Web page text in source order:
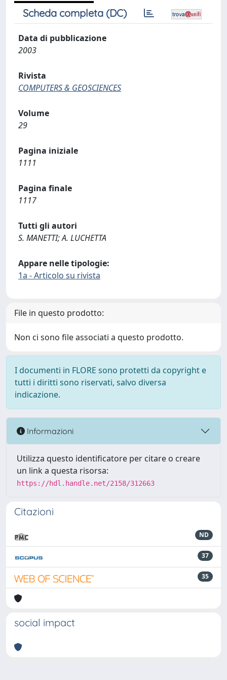
Scheda completa (DC)
Data di pubblicazione
2003
Rivista
COMPUTERS & GEOSCIENCES
Volume
29
Pagina iniziale
1111
Pagina finale
1117
Tutti gli autori
S. MANETTI; A. LUCHETTA
Appare nelle tipologie:
1a - Articolo su rivista
File in questo prodotto:
Non ci sono file associati a questo prodotto.
I documenti in FLORE sono protetti da copyright e
tutti i diritti sono riservati, salvo diversa
indicazione.
Informazioni
Utilizza questo identificatore per citare o creare
un link a questa risorsa:
https://hdl.handle.net/2158/312663
Citazioni
ND
37
35
social impact